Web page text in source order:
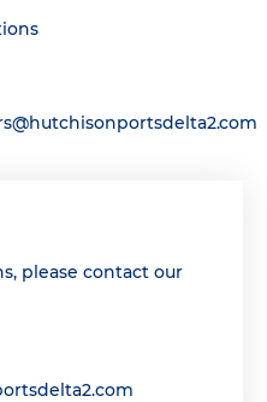
please contact our